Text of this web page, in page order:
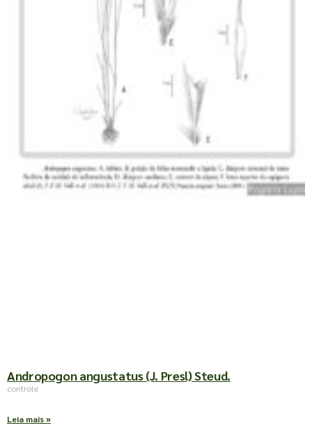
Andropogon angustatus (J. Presl) Steud.
controle
Leia mais »